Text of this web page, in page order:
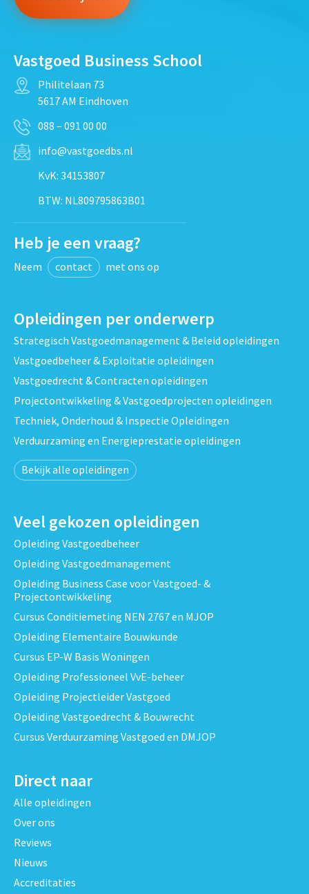
Vastgoed Business School
Philitelaan 73
5617 AM Eindhoven
088 – 091 00 00
info@vastgoedbs.nl
KvK: 34153807
BTW: NL809795863B01
Heb je een vraag?
Neem contact met ons op
Opleidingen per onderwerp
Strategisch Vastgoedmanagement & Beleid opleidingen
Vastgoedbeheer & Exploitatie opleidingen
Vastgoedrecht & Contracten opleidingen
Projectontwikkeling & Vastgoedprojecten opleidingen
Techniek, Onderhoud & Inspectie Opleidingen
Verduurzaming en Energieprestatie opleidingen
Bekijk alle opleidingen
Veel gekozen opleidingen
Opleiding Vastgoedbeheer
Opleiding Vastgoedmanagement
Opleiding Business Case voor Vastgoed- &
Projectontwikkeling
Cursus Conditiemeting NEN 2767 en MJOP
Opleiding Elementaire Bouwkunde
Cursus EP-W Basis Woningen
Opleiding Professioneel VvE-beheer
Opleiding Projectleider Vastgoed
Opleiding Vastgoedrecht & Bouwrecht
Cursus Verduurzaming Vastgoed en DMJOP
Direct naar
Alle opleidingen
Over ons
Reviews
Nieuws
Accreditaties